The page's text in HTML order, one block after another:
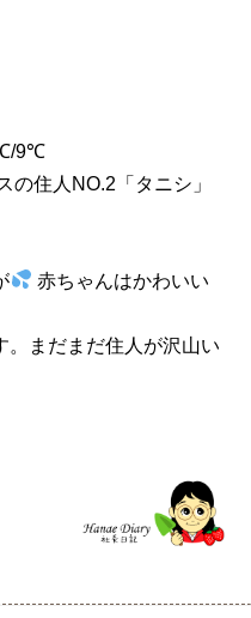
9℃
の住人NO.2「タニシ」
赤ちゃんはかわいい
。まだまだ住人が沢山い